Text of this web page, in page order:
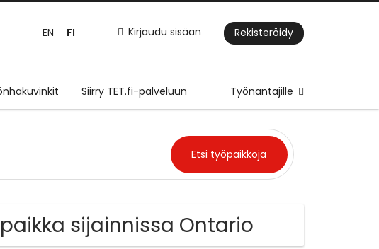
Kirjaudu sisään Rekisteröidy
EN FI
Siirry TET.fi-palveluun Työnantajille
sijainnissa Ontario